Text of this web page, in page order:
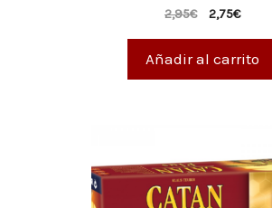
0
d
2,95€ 2,75€
Añadir al carrito